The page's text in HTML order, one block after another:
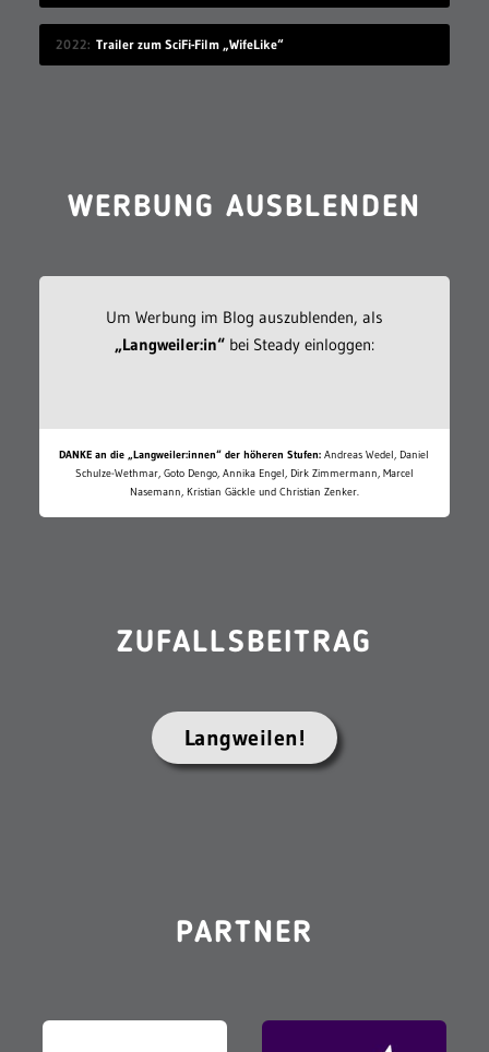
2022 Trailer zum SciFi-Film „WifeLike“
WERBUNG AUSBLENDEN
Um Werbung im Blog auszublenden, als
„Langweiler:in“bei Steady einloggen:
DANKE an die „Langweiler:innen“ der höheren Stufen: Andreas Wedel, Daniel
Schulze-Wethmar, Goto Dengo, Annika Engel, Dirk Zimmermann, Marcel
Nasemann, Kristian Gäckle und Christian Zenker.
ZUFALLSBEITRAG
Langweilen!
PARTNER